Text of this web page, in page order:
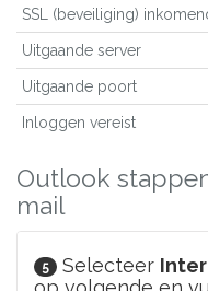
SSL (beveiliging)
Uitgaande server
Uitgaande poort
Inloggen vereist
Outlook
mail
5 Selecteer